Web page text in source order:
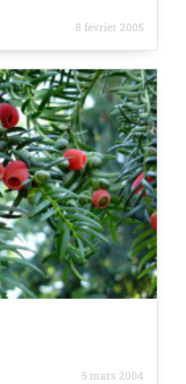
8 février 2005
5 mars 2004